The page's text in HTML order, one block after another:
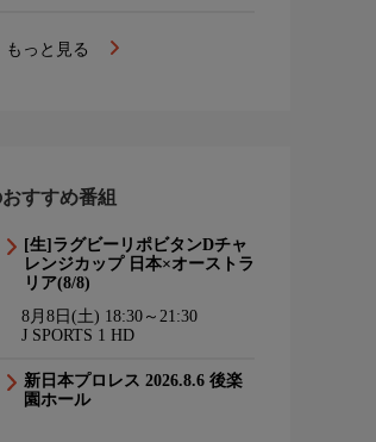
もっと見る
すすめ番組
[生]ラグビーリポビタンDチャ
レンジカップ 日本×オーストラ
リア(8/8)
8月8日(土) 18:30～21:30
J SPORTS 1 HD
新日本プロレス 2026.8.6 後楽
園ホール